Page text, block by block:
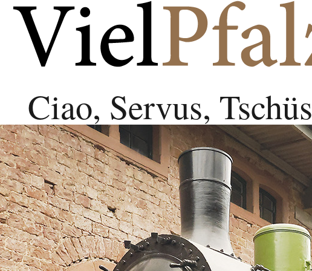
Ciao, Servus,